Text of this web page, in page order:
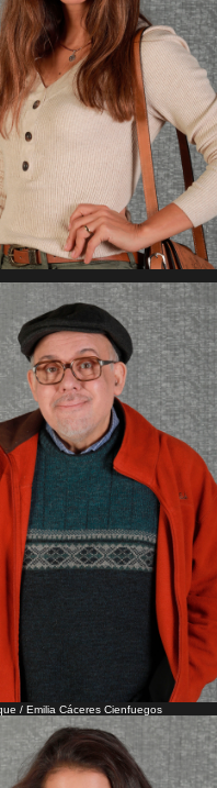
/ Emilia Cáceres Cienfuegos